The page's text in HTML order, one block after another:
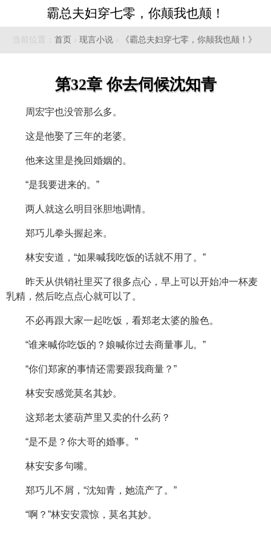
霸总夫妇穿七零，你颠我也颠！
当前位置： 首页 › 现言小说 › 《霸总夫妇穿七零，你颠我也颠！》
第32章 你去伺候沈知青
周宏宇也没管那么多。
这是他娶了三年的老婆。
他来这里是挽回婚姻的。
“是我要进来的。”
两人就这么明目张胆地调情。
郑巧儿拳头握起来。
林安安道，“如果喊我吃饭的话就不用了。”
昨天从供销社里买了很多点心，早上可以开始冲一杯麦
乳精，然后吃点点心就可以了。
不必再跟大家一起吃饭，看郑老太婆的脸色。
“谁来喊你吃饭的？娘喊你过去商量事儿。”
“你们郑家的事情还需要跟我商量？”
林安安感觉莫名其妙。
这郑老太婆葫芦里又卖的什么药？
“是不是？你大哥的婚事。”
林安安多句嘴。
郑巧儿不屑，“沈知青，她流产了。”
“啊？”林安安震惊，莫名其妙。